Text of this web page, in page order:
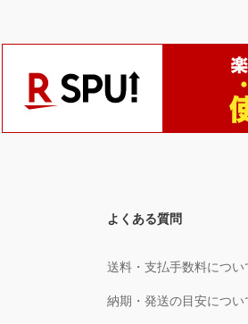
よくある質問
送料・支払手数料につい
納期・発送の目安につい